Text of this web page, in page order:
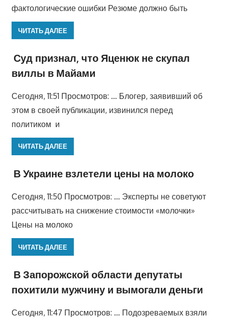
фактологические ошибки Резюме должно быть
ЧИТАТЬ ДАЛЕЕ
Суд признал, что Яценюк не скупал
виллы в Майами
Сегодня, 11:51 Просмотров: … Блогер, заявивший об
этом в своей публикации, извинился перед
политиком и
ЧИТАТЬ ДАЛЕЕ
В Украине взлетели цены на молоко
Сегодня, 11:50 Просмотров: … Эксперты не советуют
рассчитывать на снижение стоимости «молочки»
Цены на молоко
ЧИТАТЬ ДАЛЕЕ
В Запорожской области депутаты
похитили мужчину и вымогали деньги
Сегодня, 11:47 Просмотров: … Подозреваемых взяли